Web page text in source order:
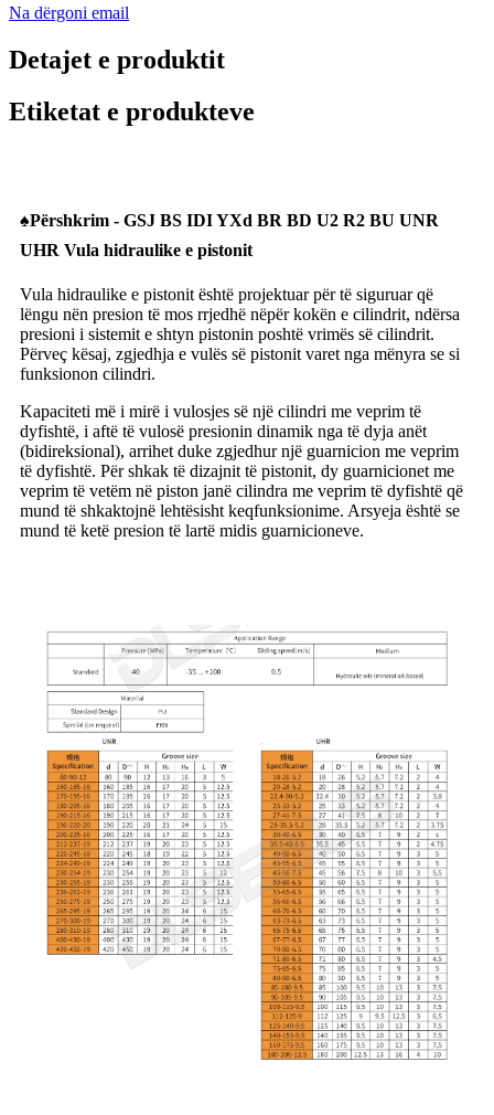
Na dërgoni email
Detajet e produktit
Etiketat e produkteve
♠Përshkrim - GSJ BS IDI YXd BR BD U2 R2 BU UNR
UHR Vula hidraulike e pistonit
Vula hidraulike e pistonit është projektuar për të siguruar që
lëngu nën presion të mos rrjedhë nëpër kokën e cilindrit, ndërsa
presioni i sistemit e shtyn pistonin poshtë vrimës së cilindrit.
Përveç kësaj, zgjedhja e vulës së pistonit varet nga mënyra se si
funksionon cilindri.
Kapaciteti më i mirë i vulosjes së një cilindri me veprim të
dyfishtë, i aftë të vulosë presionin dinamik nga të dyja anët
(bidireksional), arrihet duke zgjedhur një guarnicion me veprim
të dyfishtë. Për shkak të dizajnit të pistonit, dy guarnicionet me
veprim të vetëm në piston janë cilindra me veprim të dyfishtë që
mund të shkaktojnë lehtësisht keqfunksionime. Arsyeja është se
mund të ketë presion të lartë midis guarnicioneve.